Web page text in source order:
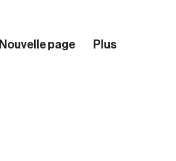
Nouvelle page Plus